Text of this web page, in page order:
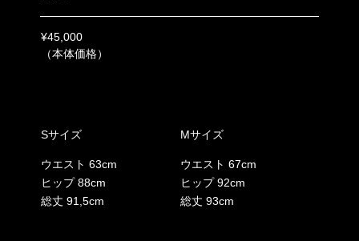
¥45,000
（本体価格）
Sサイズ Mサイズ
ウエスト 63cm
ウエスト 67cm
ヒップ 88cm
ヒップ 92cm
総丈 91,5cm
総丈 93cm